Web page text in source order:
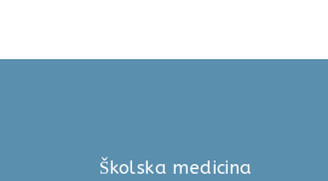
Školska